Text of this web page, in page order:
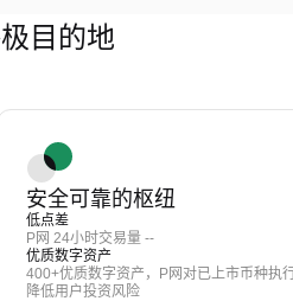
目的地
安全可靠的枢纽
低点差
P网 24小时交易量 --
优质数字资产
400+优质数字资产，P网对已上市币种执
降低用户投资风险